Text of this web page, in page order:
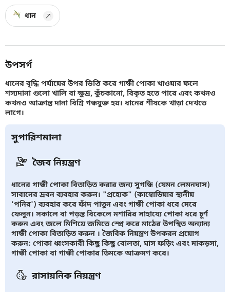
ধান
উপসর্গ
ধানের বৃদ্ধি পর্যায়ের উপর ভিত্তি করে গান্ধী পোকা খাওয়ার ফলে
শস্যদানা গুলো খালি বা ক্ষুদ্র, কুঁচকানো, বিকৃত হতে পারে এবং কখনও
কখনও আক্রান্ত দানা বিশ্রি গন্ধযুক্ত হয়। ধানের শীষকে খাড়া দেখতে
লাগে।
সুপারিশমালা
জৈব নিয়ন্ত্রণ
ধানের গান্ধী পোকা বিতাড়িত করার জন্য সুগন্ধি (যেমন লেমনঘাস)
সাবানের দ্রবন ব্যবহার করুন। "প্রহোক" (কাম্বোডিয়ার স্থানীয়
'পনির') ব্যবহার করে ফাঁদ পাতুন এবং গান্ধী পোকা ধরে মেরে
ফেলুন। সকালে বা পড়ন্ত বিকেলে মশারির সাহায্যে পোকা ধরে চূর্ণ
করুন এবং জলে মিশিয়ে জমিতে স্প্রে করে মাঠের উপস্থিত অন্যান্য
গান্ধী পোকা বিতাড়িত করুন । জৈবিক নিয়ন্ত্রণ উপকরন প্রয়োগ
করুন: পোকা ধ্বংসকারী কিছু কিছু বোলতা, ঘাস ফড়িং এবং মাকড়সা,
গান্ধী পোকা বা গান্ধী পোকার ডিমকে আক্রমণ করে।
রাসায়নিক নিয়ন্ত্রণ